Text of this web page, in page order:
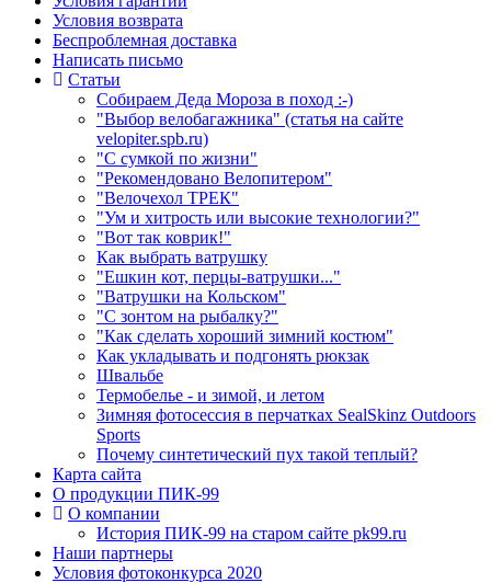
Условия возврата
Беспроблемная доставка
Написать письмо
Статьи
Собираем Деда Мороза в поход :-)
"Выбор велобагажника" (статья на сайте
velopiter.spb.ru)
"С сумкой по жизни"
"Рекомендовано Велопитером"
"Велочехол ТРЕК"
"Ум и хитрость или высокие технологии?"
"Вот так коврик!"
Как выбрать ватрушку
"Ешкин кот, перцы-ватрушки..."
"Ватрушки на Кольском"
"С зонтом на рыбалку?"
"Как сделать хороший зимний костюм"
Как укладывать и подгонять рюкзак
Швальбе
Термобелье - и зимой, и летом
Зимняя фотосессия в перчатках SealSkinz Outdoors
Sports
Почему синтетический пух такой теплый?
Карта сайта
О продукции ПИК-99
О компании
История ПИК-99 на старом сайте pk99.ru
Наши партнеры
Условия фотоконкурса 2020